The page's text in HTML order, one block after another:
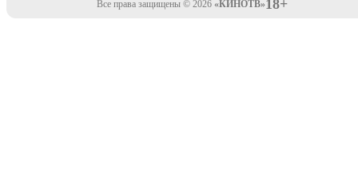
Все права защищены © 2026 «КИНОТВ»18+